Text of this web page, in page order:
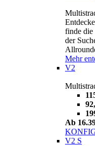
finde
der
Mehr
V2
Ab
V2 S